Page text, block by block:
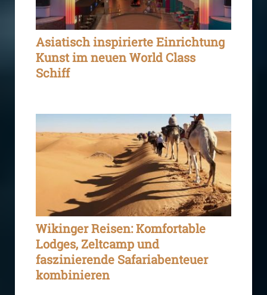
Asiatisch inspirierte Einrichtung
Kunst im neuen World Class
Schiff
Wikinger Reisen: Komfortable
Lodges, Zeltcamp und
faszinierende Safariabenteuer
kombinieren